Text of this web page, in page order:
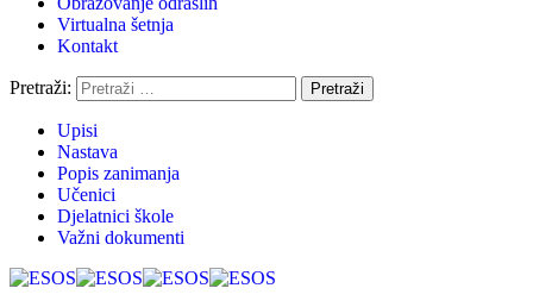
Virtualna šetnja
Kontakt
Pretraži:
Upisi
Nastava
Popis zanimanja
Učenici
Djelatnici škole
Važni dokumenti